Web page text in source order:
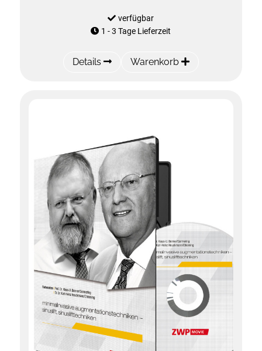
verfügbar
1 - 3 Tage Lieferzeit
Details Warenkorb